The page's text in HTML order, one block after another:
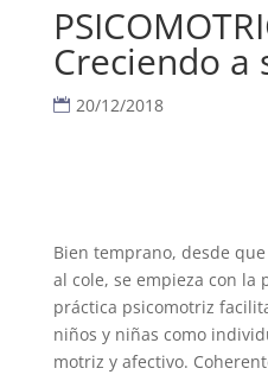
Creciendo a
20/12/2018
Bien temprano, desde
al cole, se empieza con la
práctica psicomotriz
niños y niñas como
motriz y afectivo.